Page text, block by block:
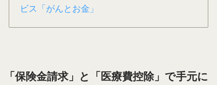
ビス「がんとお金」
「保険金請求」と「医療費控除」で手元に